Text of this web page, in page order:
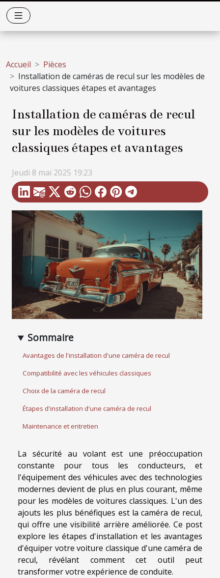
Accueil
Pièces
Installation de caméras de recul sur les modèles de
voitures classiques étapes et avantages
Installation de caméras de recul
sur les modèles de voitures
classiques étapes et avantages
Jeudi 8 mai 2025 19:23
Sommaire
Avantages de l'installation d'une caméra de recul
Compatibilité avec les véhicules classiques
Choix de la caméra de recul
Étapes d'installation d'une caméra de recul
Maintenance et entretien
La sécurité au volant est une préoccupation
constante pour tous les conducteurs, et
l'équipement des véhicules avec des technologies
modernes devient de plus en plus courant, même
pour les modèles de voitures classiques. L'un des
ajouts les plus bénéfiques est la caméra de recul,
qui offre une visibilité arrière améliorée. Ce post
explore les étapes d'installation et les avantages
d'équiper votre voiture classique d'une caméra de
recul, révélant comment cet outil peut
transformer votre expérience de conduite.